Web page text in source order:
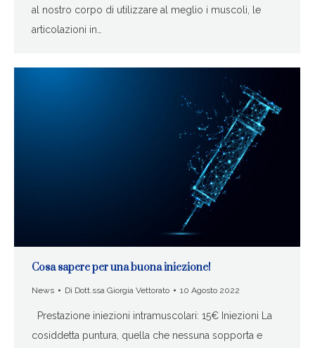
al nostro corpo di utilizzare al meglio i muscoli, le
articolazioni in…
Cosa sapere per una buona iniezione!
News Di Dott.ssa Giorgia Vettorato 10 Agosto 2022
Prestazione iniezioni intramuscolari: 15€ Iniezioni La
cosiddetta puntura, quella che nessuna sopporta e